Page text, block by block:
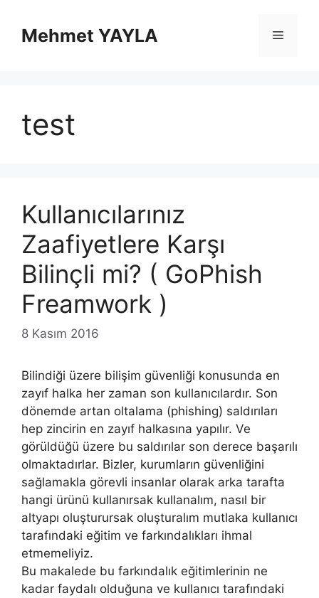
Mehmet YAYLA Menü
test
Kullanıcılarınız
Zaafiyetlere Karşı
Bilinçli mi? ( GoPhish
Freamwork )
8 Kasım 2016
Bilindiği üzere bilişim güvenliği konusunda en
zayıf halka her zaman son kullanıcılardır. Son
dönemde artan oltalama (phishing) saldırıları
hep zincirin en zayıf halkasına yapılır. Ve
görüldüğü üzere bu saldırılar son derece başarılı
olmaktadırlar. Bizler, kurumların güvenliğini
sağlamakla görevli insanlar olarak arka tarafta
hangi ürünü kullanırsak kullanalım, nasıl bir
altyapı oluşturursak oluşturalım mutlaka kullanıcı
tarafındaki eğitim ve farkındalıkları ihmal
etmemeliyiz.
Bu makalede bu farkındalık eğitimlerinin ne
kadar faydalı olduğuna ve kullanıcı tarafındaki